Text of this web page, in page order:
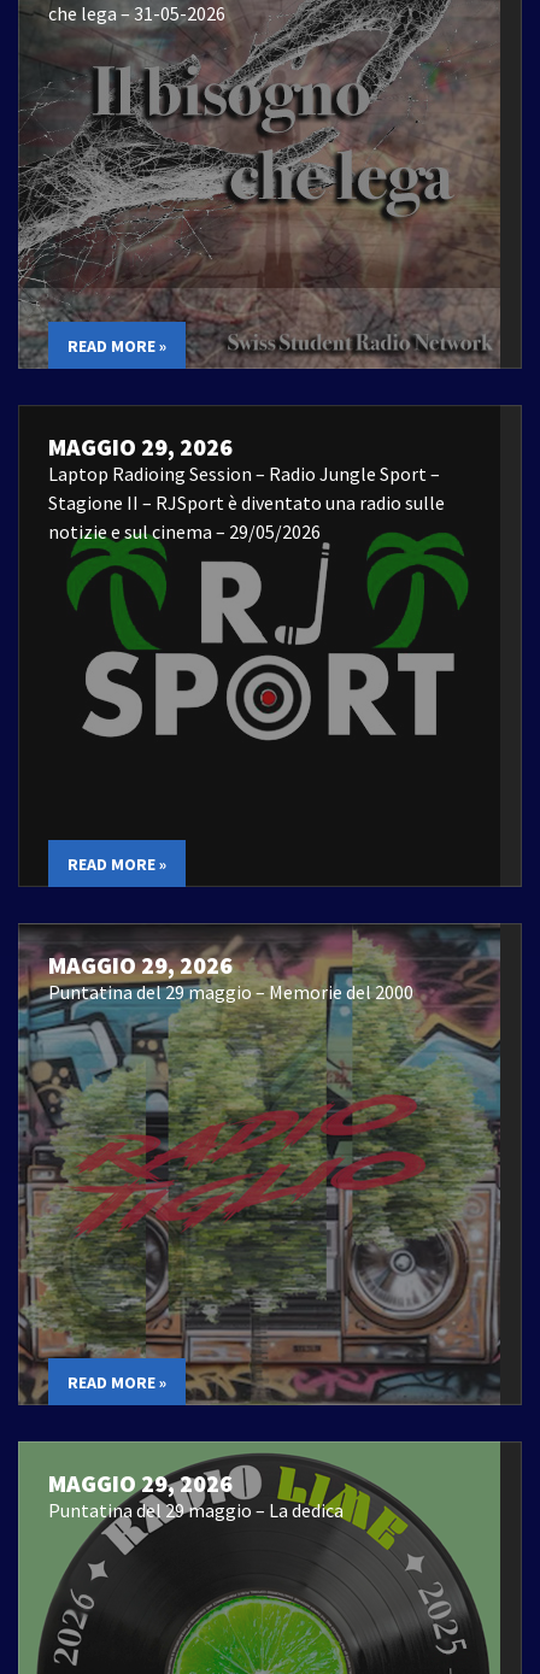
che lega – 31-05-2026
READ MORE »
MAGGIO 29, 2026
Laptop Radioing Session – Radio Jungle Sport –
Stagione II – RJSport è diventato una radio sulle
notizie e sul cinema – 29/05/2026
READ MORE »
MAGGIO 29, 2026
Puntatina del 29 maggio – Memorie del 2000
READ MORE »
MAGGIO 29, 2026
Puntatina del 29 maggio – La dedica